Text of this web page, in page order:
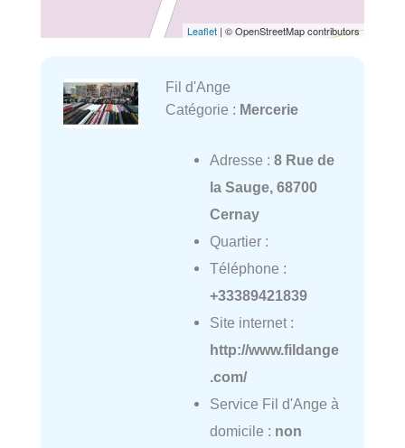
Leaflet | © OpenStreetMap contributors
Fil d'Ange
Catégorie : Mercerie
Adresse : 8 Rue de
la Sauge, 68700
Cernay
Quartier :
Téléphone :
+33389421839
Site internet :
http://www.fildange
.com/
Service Fil d'Ange à
domicile : non